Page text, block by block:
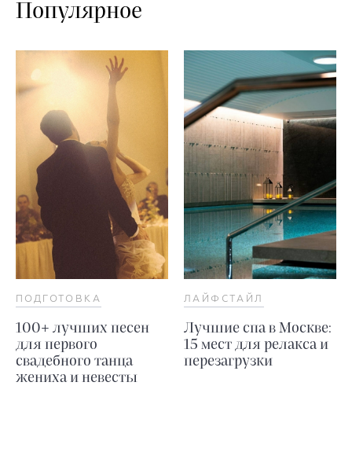
Популярное
ПОДГОТОВКА
100+ лучших песен
для первого
свадебного танца
жениха и невесты
ЛАЙФСТАЙЛ
Лучшие спа в Москве:
15 мест для релакса и
перезагрузки